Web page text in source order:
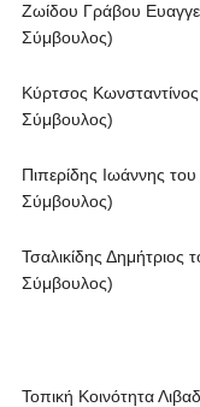
Ζωίδου Γράβου
Σύμβουλος)
Κύρτσος
Σύμβουλος)
Πιπερίδης Ιωάννης
Σύμβουλος)
Τσαλικίδης
Σύμβουλος)
Τοπική Κοινότητα